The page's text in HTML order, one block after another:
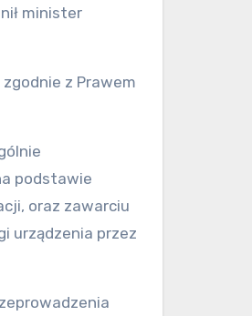
minister
z Prawem
podstawie
oraz zawarciu
urządzenia przez